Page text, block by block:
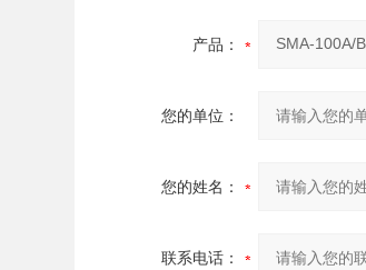
产品：
您的单位：
您的姓名：
联系电话：